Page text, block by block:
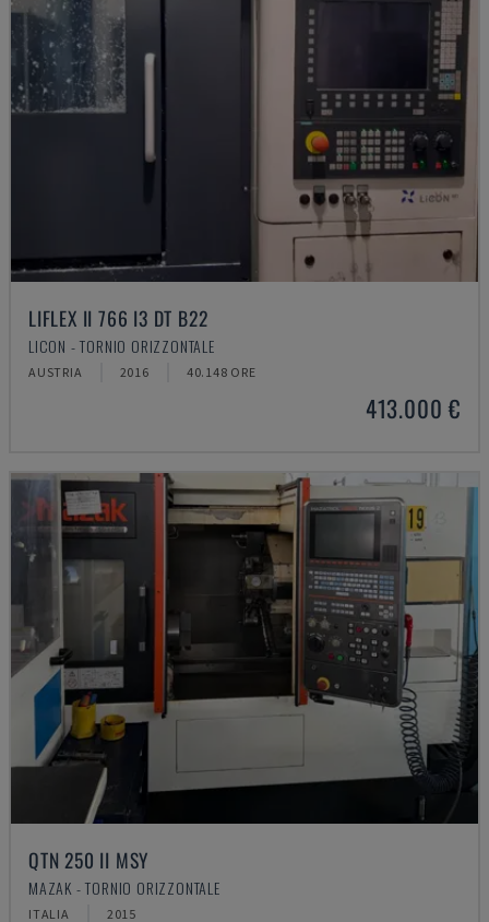
LIFLEX II 766 I3 DT B22
LICON - TORNIO ORIZZONTALE
AUSTRIA 2016 40.148 ORE
413.000 €
QTN 250 II MSY
MAZAK - TORNIO ORIZZONTALE
ITALIA 2015